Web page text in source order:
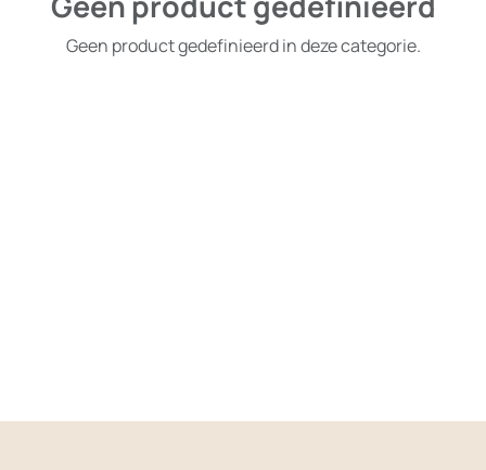
Geen product gedefinieerd in deze categorie.